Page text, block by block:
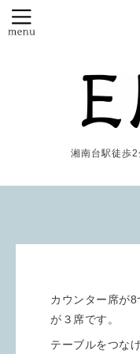
湘南台駅徒歩
カウンター席が
が３席です。
テーブルをつな